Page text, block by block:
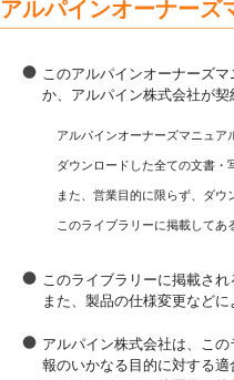
アルパインオーナーズ
このアルパインオーナーズ
か、アルパイン株式会社が
アルパインオーナーズマニュ
ダウンロードした全ての文書・
また、営業目的に限らず、ダ
このライブラリーに掲載して
このライブラリーに掲載さ
また、製品の仕様変更など
アルパイン株式会社は、こ
報のいかなる目的に対する